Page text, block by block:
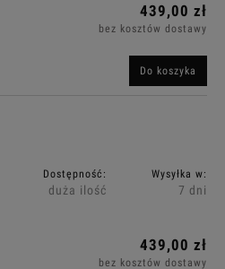
439,00 zł
bez kosztów dostawy
Do koszyka
Dostępność:
duża ilość
Wysyłka w:
7 dni
439,00 zł
bez kosztów dostawy